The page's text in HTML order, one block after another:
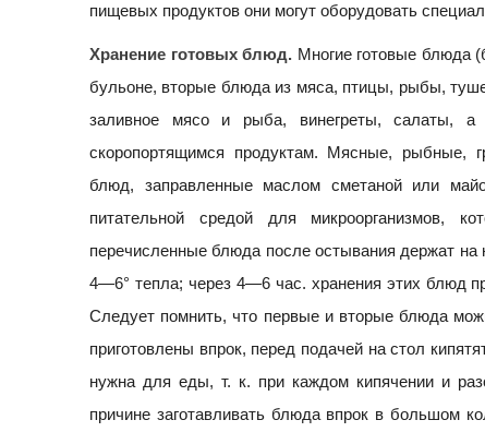
пищевых продуктов они могут оборудовать
Хранение готовых блюд. Многие готовые блюда
бульоне, вторые блюда из мяса, птицы, рыбы,
заливное мясо и рыба, винегреты, салаты, а
скоропортящимся продуктам. Мясные, рыбные,
блюд, заправленные маслом сметаной или
питательной средой для микроорганизмов,
перечисленные блюда после остывания держат на
4—6° тепла; через 4—6 час. хранения этих блюд
Следует помнить, что первые и вторые блюда
приготовлены впрок, перед подачей на стол
нужна для еды, т. к. при каждом кипячении и
причине заготавливать блюда впрок в большом